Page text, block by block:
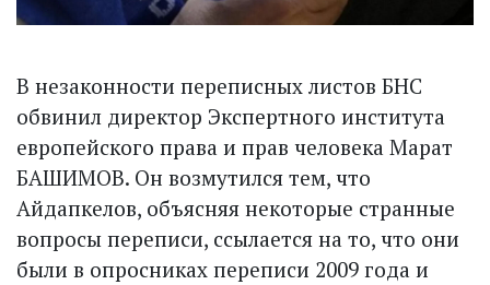
В незаконности переписных листов БНС
обвинил директор Экспертного института
европейского права и прав человека Марат
БАШИМОВ. Он возмутился тем, что
Айдапкелов, объясняя некоторые странные
вопросы переписи, ссылается на то, что они
были в опросниках перепи­си 2009 года и